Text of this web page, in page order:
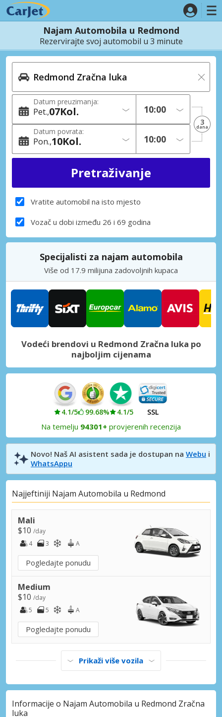
Najam Automobila u Redmond
Rezervirajte svoj automobil u 3 minute
Datum preuzimanja:
Pet. 07Kol.
Datum povrata:
Pon. 10Kol.
3
dana
Vratite automobil na isto mjesto
Vozač u dobi između 26 i 69 godina
Specijalisti za najam automobila
Više od 17.9 milijuna zadovoljnih kupaca
Vodeći brendovi u Redmond Zračna luka po
najboljim cijenama
4.1/5 99.68% 4.1/5 SSL
Na temelju 94301+ provjerenih recenzija
Novo! Naš AI asistent sada je dostupan na Webu i
WhatsAppu
Najjeftiniji Najam Automobila u Redmond
Mali
$10 /day
4
3 A
Pogledajte ponudu
Medium
$10 /day
5
5 A
Pogledajte ponudu
Prikaži više vozila
Informacije o Najam Automobila u Redmond Zračna
luka